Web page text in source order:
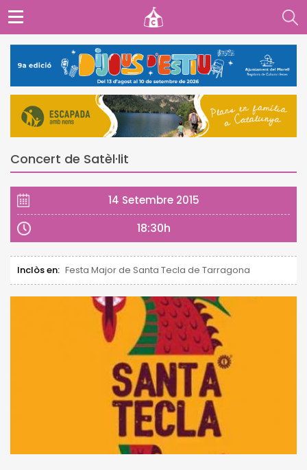
Concert de Satèl·lit
14 Setembre 2015
18:30h
Inclòs en: Festa Major de Santa Tecla de Tarragona